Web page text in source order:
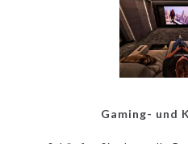
Gaming- und